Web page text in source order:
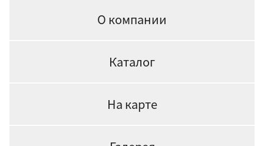
О компании
Каталог
На карте